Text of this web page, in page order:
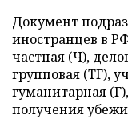
Документ
иностранцев в
частная (Ч),
групповая (ТГ),
гуманитарная
получения